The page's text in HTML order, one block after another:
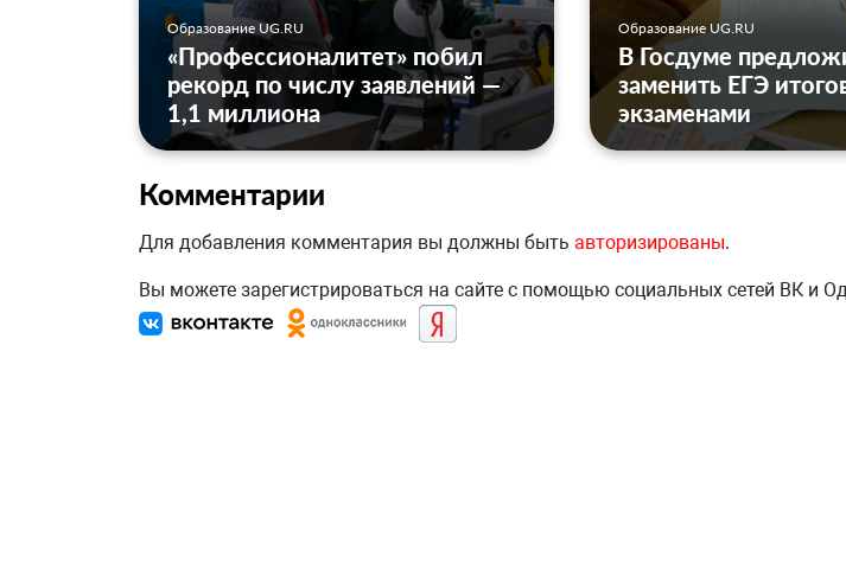
Образование UG.RU
«Профессионалитет» побил
рекорд по числу заявлений —
1,1 миллиона
Образование UG.RU
В Госдуме
заменить ЕГЭ
экзаменами
Комментарии
Для добавления комментария вы должны быть авторизированы.
Вы можете зарегистрироваться на сайте с помощью социальных сетей ВК и